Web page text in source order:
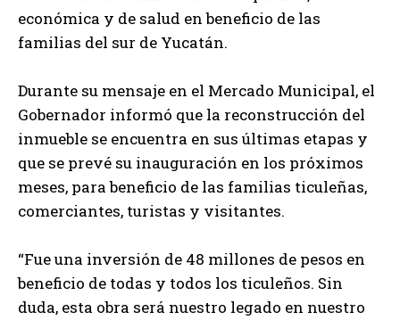
económica y de salud en beneficio de las
familias del sur de Yucatán.
Durante su mensaje en el Mercado Municipal, el
Gobernador informó que la reconstrucción del
inmueble se encuentra en sus últimas etapas y
que se prevé su inauguración en los próximos
meses, para beneficio de las familias ticuleñas,
comerciantes, turistas y visitantes.
“Fue una inversión de 48 millones de pesos en
beneficio de todas y todos los ticuleños. Sin
duda, esta obra será nuestro legado en nuestro